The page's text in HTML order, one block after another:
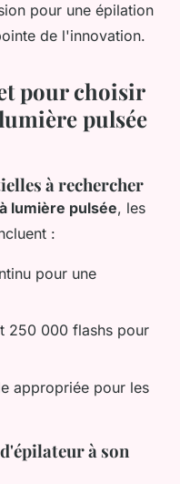
pour une épilation
de l'innovation.
pour choisir
pulsée
à rechercher
lumière pulsée, les
:
pour une
250 000 flashs pour
appropriée pour les
à son